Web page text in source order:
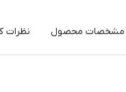
مشخصات محصول نظرات